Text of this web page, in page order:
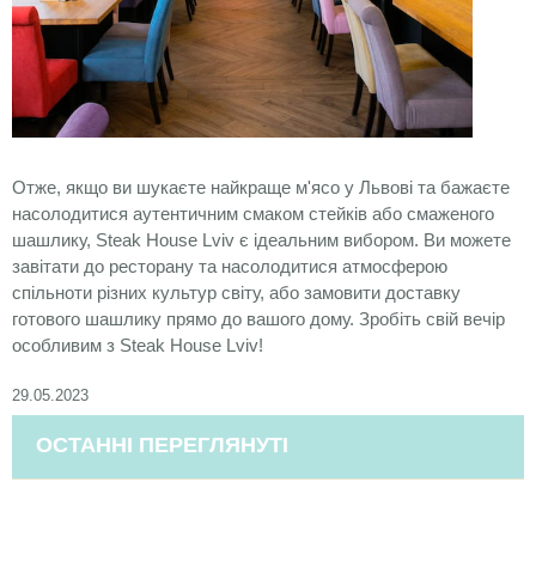
Отже, якщо ви шукаєте найкраще м'ясо у Львові та бажаєте
насолодитися аутентичним смаком стейків або смаженого
шашлику, Steak House Lviv є ідеальним вибором. Ви можете
завітати до ресторану та насолодитися атмосферою
спільноти різних культур світу, або замовити доставку
готового шашлику прямо до вашого дому. Зробіть свій вечір
особливим з Steak House Lviv!
29.05.2023
ОСТАННІ ПЕРЕГЛЯНУТІ